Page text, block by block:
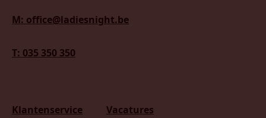
M: office@ladiesnight.be
T: 035 350 350
Klantenservice Vacatures